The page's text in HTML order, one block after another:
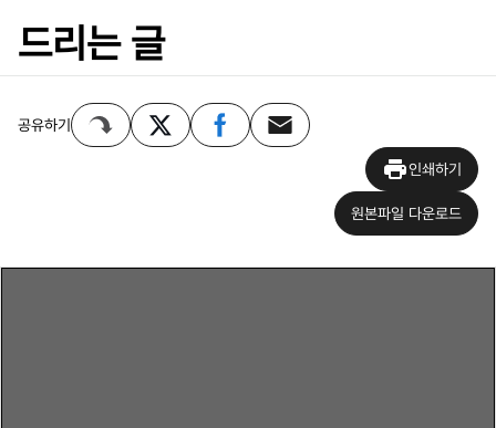
드리는 글
공유하기
인쇄하기
원본파일 다운로드